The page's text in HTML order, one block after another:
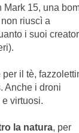
15, una
riuscì a
i suoi
per il tè,
Anche i droni
virtuosi.
la natura, per